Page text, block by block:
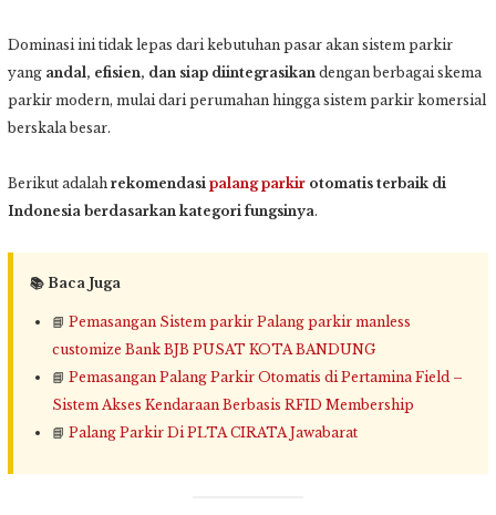
Dominasi ini tidak lepas dari kebutuhan pasar akan sistem parkir
yang andal, efisien, dan siap diintegrasikan dengan berbagai skema
parkir modern, mulai dari perumahan hingga sistem parkir komersial
berskala besar.
Berikut adalah rekomendasi palang parkir otomatis terbaik di
Indonesia berdasarkan kategori fungsinya.
📚 Baca Juga
📘 Pemasangan Sistem parkir Palang parkir manless
customize Bank BJB PUSAT KOTA BANDUNG
📘 Pemasangan Palang Parkir Otomatis di Pertamina Field –
Sistem Akses Kendaraan Berbasis RFID Membership
📘 Palang Parkir Di PLTA CIRATA Jawabarat